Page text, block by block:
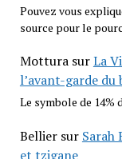
Pouvez vous
source pour le
MotturasurLa
l’avant-garde du
Le symbole de 14%
Belliersur Sarah
et tzigane